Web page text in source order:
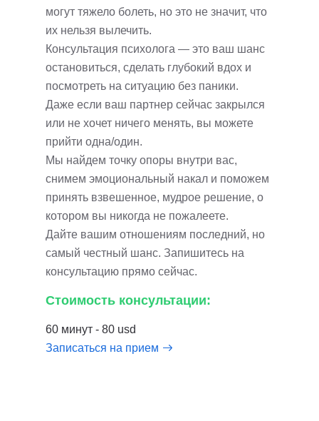
могут тяжело болеть, но это не значит, что
их нельзя вылечить.
Консультация психолога — это ваш шанс
остановиться, сделать глубокий вдох и
посмотреть на ситуацию без паники.
Даже если ваш партнер сейчас закрылся
или не хочет ничего менять, вы можете
прийти одна/один.
Мы найдем точку опоры внутри вас,
снимем эмоциональный накал и поможем
принять взвешенное, мудрое решение, о
котором вы никогда не пожалеете.
Дайте вашим отношениям последний, но
самый честный шанс. Запишитесь на
консультацию прямо сейчас.
Стоимость консультации:
60 минут - 80 usd
Записаться на прием